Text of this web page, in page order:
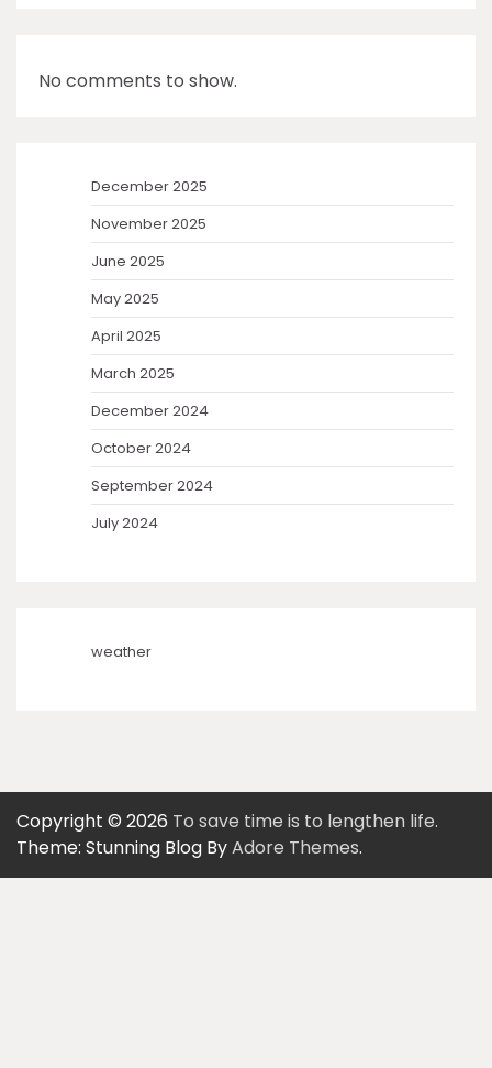
No comments to show.
December 2025
November 2025
June 2025
May 2025
April 2025
March 2025
December 2024
October 2024
September 2024
July 2024
weather
Copyright © 2026 To save time is to lengthen life.
Theme: Stunning Blog ByAdore Themes.